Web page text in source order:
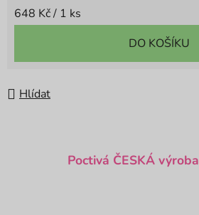
Měrná cena:
648 Kč / 1 ks
DO KOŠÍKU
Hlídat
Poctivá ČESKÁ výroba